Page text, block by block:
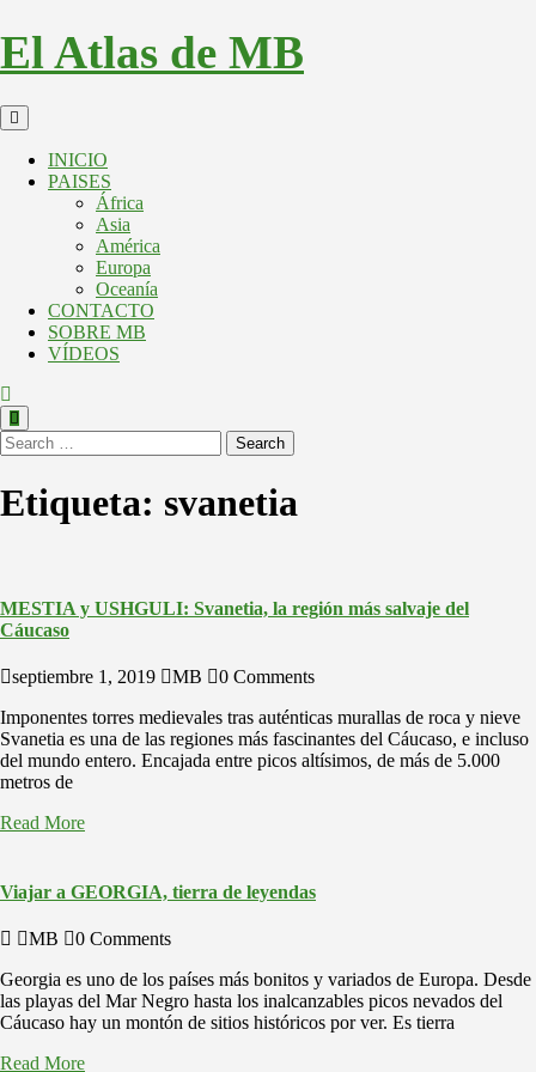
El Atlas de MB
INICIO
PAISES
África
Asia
América
Europa
Oceanía
CONTACTO
SOBRE MB
VÍDEOS
Search
Etiqueta: svanetia
MESTIA y USHGULI: Svanetia, la región más salvaje del
Cáucaso
septiembre 1, 2019 MB
0 Comments
Imponentes torres medievales tras auténticas murallas de roca y nieve
Svanetia es una de las regiones más fascinantes del Cáucaso, e incluso
del mundo entero. Encajada entre picos altísimos, de más de 5.000
metros de
Read More
Viajar a GEORGIA, tierra de leyendas
MB
0 Comments
Georgia es uno de los países más bonitos y variados de Europa. Desde
las playas del Mar Negro hasta los inalcanzables picos nevados del
Cáucaso hay un montón de sitios históricos por ver. Es tierra
Read More